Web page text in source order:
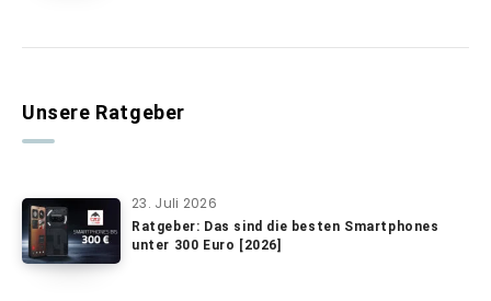
Unsere Ratgeber
23. Juli 2026
Ratgeber: Das sind die besten Smartphones
unter 300 Euro [2026]